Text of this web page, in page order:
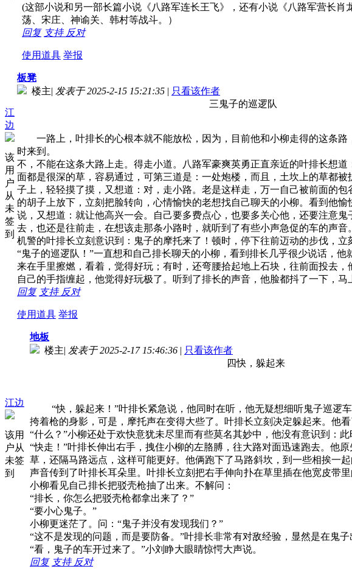
(这部小说和另一部长篇小说《八路军连长王飞》，还有小说《八路军营长
荡、宋庄、神谕关、韩村等战斗。）
回复 支持 反对
使用道具 举报
江
边
该
用
户
从
未
签
到
板凳
楼主| 发表于 2025-2-15 15:21:35 | 只看该作者
三鬼子的巡逻队
一路上，叶排长的心根本就不能放松，因为，目前他和小柳走得的这条路
时来到。
不，不能在这条大路上走。得走小道。八路军豪爽英勇正直亲近的叶排长想
面都是很深的草，容易通过，可第三道是：一处炮楼，而且，土坎上的草都
子上，轻轻摸了摸，又想道：对，走小路。老是这样走，万一自己被前面的
的胡子上放下，立刻把脸转向，心情愉快的老想找自己聊天的小柳。看到他
说，又想道：就让他高兴一会。自己要多费点心，也要多关心他，还要注意
去，也还是往前走，在想该走那条小路时，就听到了有些小声急促的车的声音。
机警的叶排长立刻意识到：鬼子的摩托来了！顿时，停下往前迈动的步伐，立
“鬼子的巡逻队！”一直想和自己排长聊天的小柳，看到排长几乎很少说话，
来在手里擦燃，看着，觉得好玩；有时，还弯腰拾起地上石块，往前面投去
自己的手指缠起，他觉得好玩极了。听到了排长的声音，他脸都抖了一下，马
回复 支持 反对
使用道具 举报
江边
该用
户从
未签
到
地板
楼主| 发表于 2025-2-17 15:46:36 | 只看该作者
四快，躲起来
“快，躲起来！”叶排长紧急说，他同时在听，他无疑想细听鬼子巡逻
挎着枪的身影，可是，摩托声在变得大些了。叶排长立刻决定躲起来。他
“什么？”小柳还处于欢快意犹未尽里而有些莫名其妙中，他没有意识到：
“快走！”叶排长伸出右手，拽住小柳的左胳膊，往大路对面迅速跑去。他
草，还隔马路远点，这样可能更好。他俩跑下了马路斜坎，到一些相挨一
声音传到了叶排长耳朵里。叶排长立刻把右手伸向扑在草里插在他宽皮带
小柳看见自己排长把驳壳枪抽了出来。不解问：
“排长，你怎么把驳壳枪都拿出来了？”
“要小心鬼子。”
小柳更迷茫了。问：“鬼子并没有发现我们？”
“这不是发现的问题，而是要防备。”叶排长非常有对敌经验，显然是在鬼
“看，鬼子的车开过来了。”小刘睁大眼睛惊愕大声说。
回复 支持 反对